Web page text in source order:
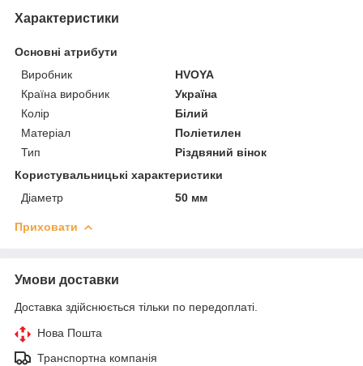
Характеристики
Основні атрибути
Виробник
HVOYA
Країна виробник
Україна
Колір
Білий
Матеріал
Поліетилен
Тип
Різдвяний вінок
Користувальницькі характеристики
Діаметр
50 мм
Приховати
Умови доставки
Доставка здійснюється тільки по передоплаті.
Нова Пошта
Транспортна компанія